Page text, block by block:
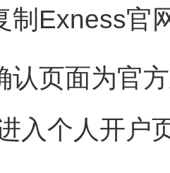
制Exness官
认页面为官
入个人开户